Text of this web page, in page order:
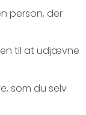
person, der
til at udjævne
som du selv